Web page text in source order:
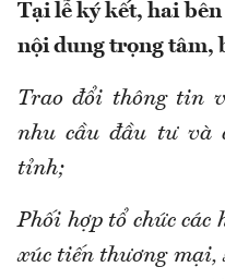
Tại lễ ký kết, hai
nội dung trọng tâm,
Trao đổi thông tin
nhu cầu đầu tư và
tỉnh;
Phối hợp tổ chức
xúc tiến thương